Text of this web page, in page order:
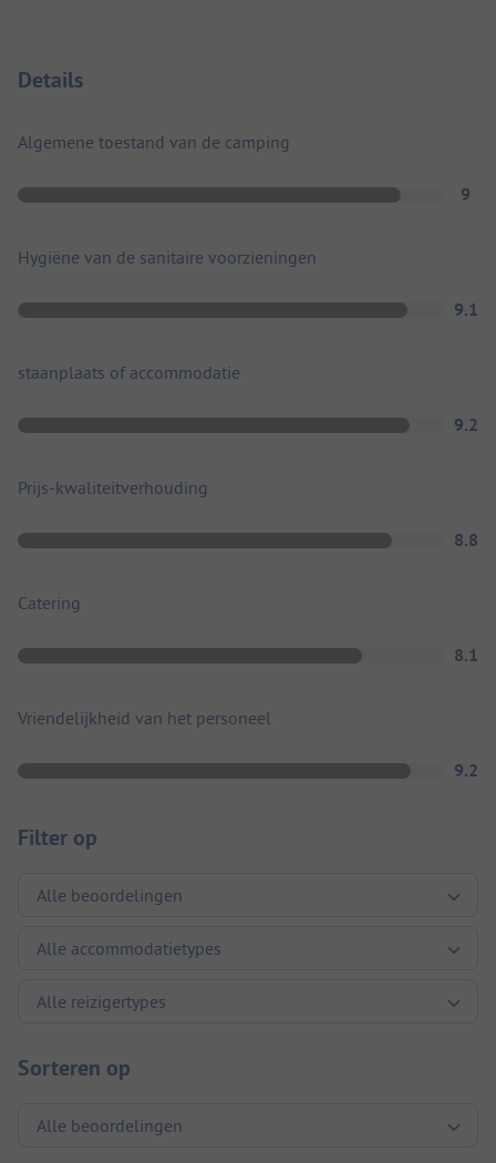
Details
Algemene toestand van de camping
9
Hygiëne van de sanitaire voorzieningen
9.1
staanplaats of accommodatie
9.2
Prijs-kwaliteitverhouding
8.8
Catering
8.1
Vriendelijkheid van het personeel
9.2
Filter op
Sorteren op